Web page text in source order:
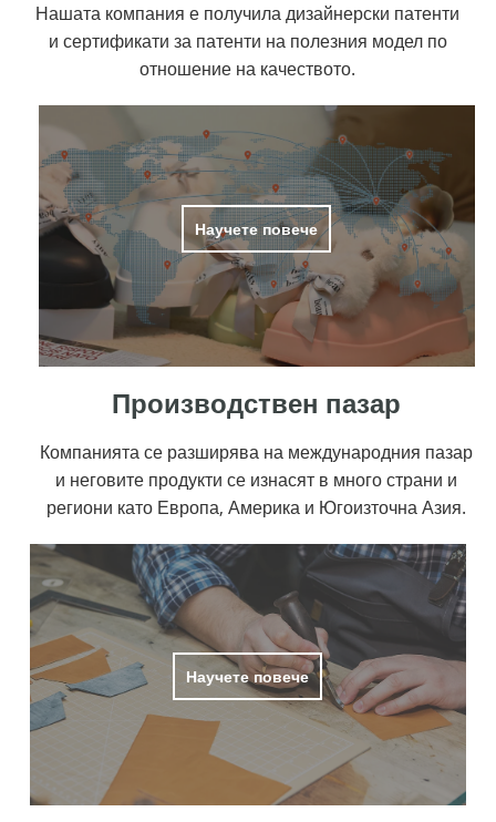
Нашата компания е получила дизайнерски патенти
и сертификати за патенти на полезния модел по
отношение на качеството.
Научете повече
Производствен пазар
Компанията се разширява на международния пазар
и неговите продукти се изнасят в много страни и
региони като Европа, Америка и Югоизточна Азия.
Научете повече